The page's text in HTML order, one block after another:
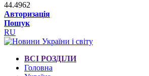
44.4962
Авторизація
Пошук
RU
ВСІ РОЗДІЛИ
Головна